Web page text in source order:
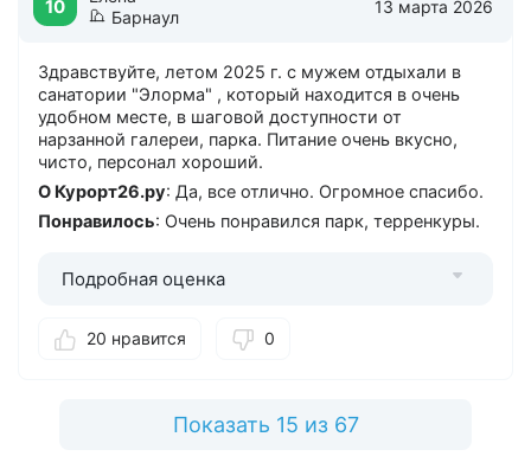
10
Барнаул
13 марта 2026
Здравствуйте, летом 2025 г. с мужем отдыхали в
санатории "Элорма" , который находится в очень
удобном месте, в шаговой доступности от
нарзанной галереи, парка. Питание очень вкусно,
чисто, персонал хороший.
О Курорт26.ру: Да, все отлично. Огромное спасибо.
Понравилось: Очень понравился парк, терренкуры.
Подробная оценка
20 нравится 0
Показать 15 из 67